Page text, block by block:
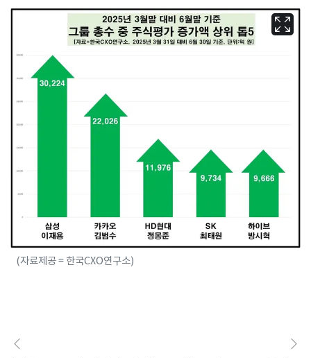
(자료제공 = 한국CXO연구소)